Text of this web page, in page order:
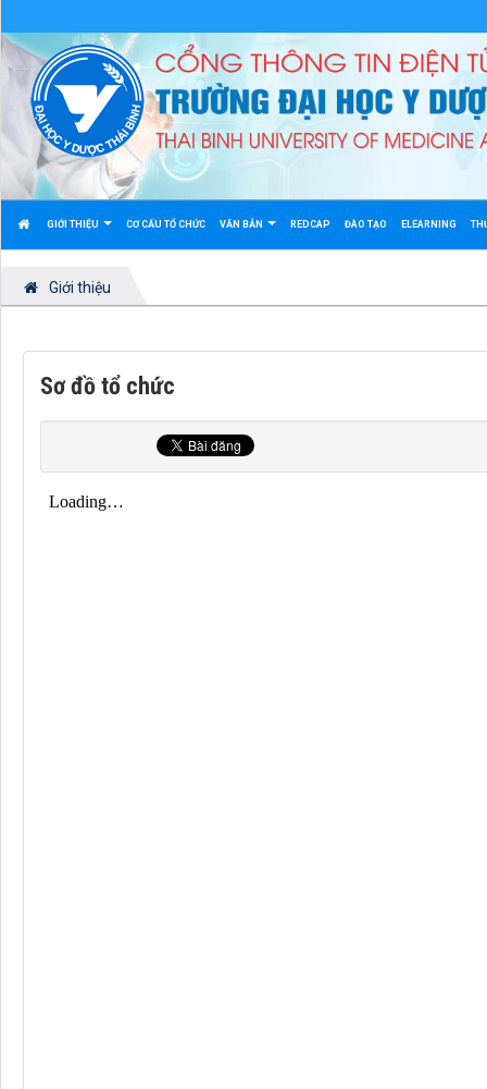
GIỚI THIỆU CƠ CẤU TỔ CHỨC VĂN BẢN REDCAP ĐÀO TẠO ELEARNING
Giới thiệu
Sơ đồ tổ chức